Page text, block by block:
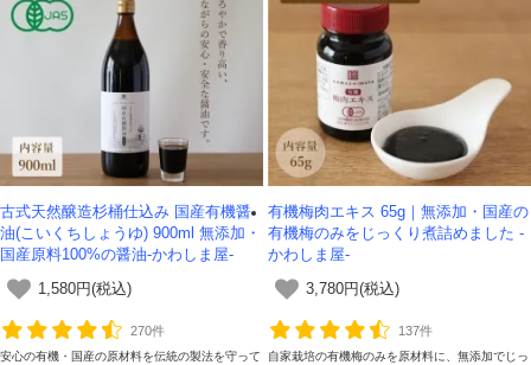
古式天然醸造杉桶仕込み 国産有機醤
油(こいくちしょうゆ) 900ml 無添加・
国産原料100%の醤油-かわしま屋-
1,580円(税込)
270件
安心の有機・国産の原材料を伝統の製法を守って
有機梅肉エキス 65g｜無添加・国産の
有機梅のみをじっくり煮詰めました -
かわしま屋-
3,780円(税込)
137件
自家栽培の有機梅のみを原材料に、無添加でじっ